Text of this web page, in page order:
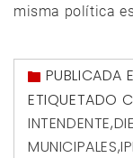
misma política
PUBLICADA
ETIQUETADO
INTENDENTE,
MUNICIPALES,